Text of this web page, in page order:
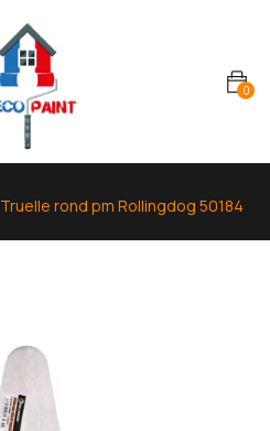
0
Truelle rond pm Rollingdog 50184